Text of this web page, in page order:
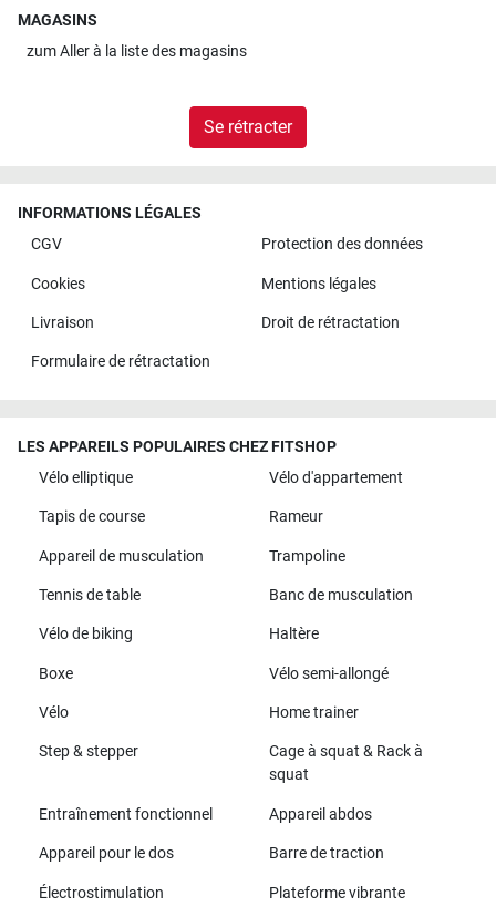
MAGASINS
zumAller à la liste des magasins
Se rétracter
INFORMATIONS LÉGALES
CGV
Protection des données
Cookies Mentions légales
Livraison Droit de rétractation
Formulaire de rétractation
LES APPAREILS POPULAIRES CHEZ FITSHOP
Vélo elliptique
Vélo d'appartement
Tapis de course Rameur
Appareil de musculation Trampoline
Tennis de table Banc de musculation
Vélo de biking Haltère
Boxe Vélo semi-allongé
Vélo Home trainer
Step & stepper
Cage à squat & Rack à
squat
Entraînement fonctionnel Appareil abdos
Appareil pour le dos Barre de traction
Électrostimulation Plateforme vibrante